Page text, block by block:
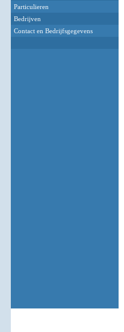
Particulieren
Bedrijven
Contact en Bedrijfsgegevens